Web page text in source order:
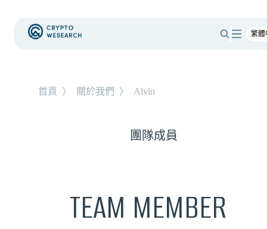
首頁 〉 關於我們 〉 Alvin
TEAM MEMBER
團隊成員